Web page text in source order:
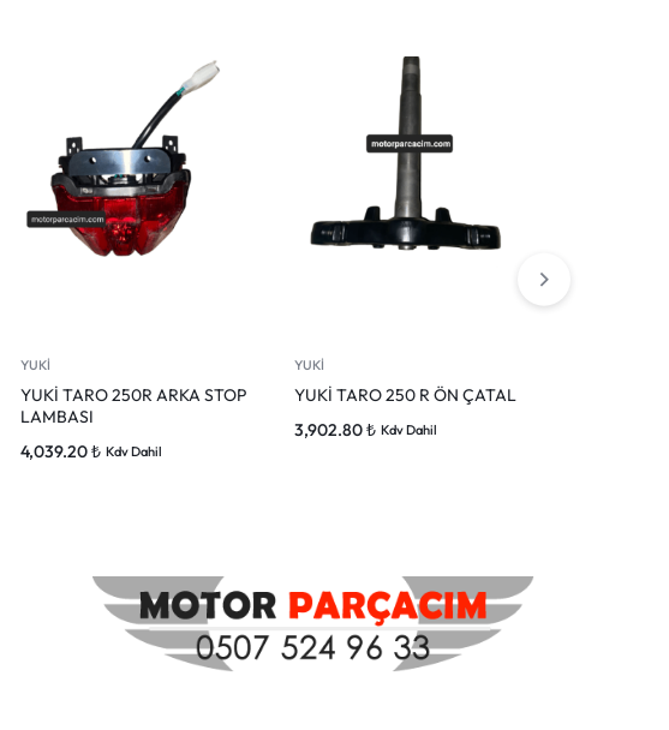
YUKİ
YUKİ TARO 250R ARKA STOP
LAMBASI
4,039.20₺ Kdv Dahil
YUKİ
YUKİ TARO 250 R ÖN ÇATAL
3,902.80₺ Kdv Dahil